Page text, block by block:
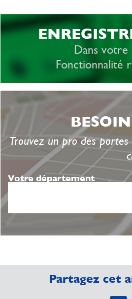
Dans votre
Fonctionnalité
Trouvez un pro des
Votre département
Partagez cet